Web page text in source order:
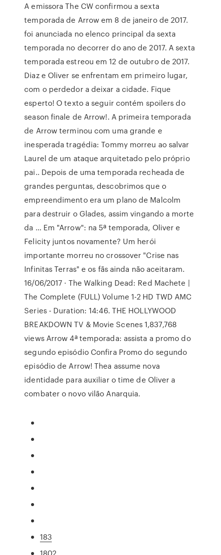
A emissora The CW confirmou a sexta
temporada de Arrow em 8 de janeiro de 2017.
foi anunciada no elenco principal da sexta
temporada no decorrer do ano de 2017. A sexta
temporada estreou em 12 de outubro de 2017.
Diaz e Oliver se enfrentam em primeiro lugar,
com o perdedor a deixar a cidade. Fique
esperto! O texto a seguir contém spoilers do
season finale de Arrow!. A primeira temporada
de Arrow terminou com uma grande e
inesperada tragédia: Tommy morreu ao salvar
Laurel de um ataque arquitetado pelo próprio
pai.. Depois de uma temporada recheada de
grandes perguntas, descobrimos que o
empreendimento era um plano de Malcolm
para destruir o Glades, assim vingando a morte
da … Em "Arrow": na 5ª temporada, Oliver e
Felicity juntos novamente? Um herói
importante morreu no crossover "Crise nas
Infinitas Terras" e os fãs ainda não aceitaram.
16/06/2017 · The Walking Dead: Red Machete |
The Complete (FULL) Volume 1-2 HD TWD AMC
Series - Duration: 14:46. THE HOLLYWOOD
BREAKDOWN TV & Movie Scenes 1,837,768
views Arrow 4ª temporada: assista a promo do
segundo episódio Confira Promo do segundo
episódio de Arrow! Thea assume nova
identidade para auxiliar o time de Oliver a
combater o novo vilão Anarquia.
183
1802